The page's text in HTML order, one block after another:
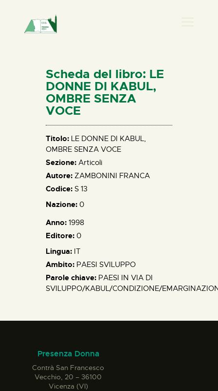
HOME
CHI SIAMO
NEWS
PERCORSI
ELISA SALERNO
CONTATTI
Scheda del libro: LE
DONNE DI KABUL,
OMBRE SENZA
VOCE
Titolo: LE DONNE DI KABUL,
OMBRE SENZA VOCE
Sezione: Articoli
Autore: ZAMBONINI FRANCA
Codice: S 13
Nazione: 0
Anno: 1998
Editore: 0
Lingua: IT
Ambito: PAESI SVILUPPO
Parole chiave: PAESI IN VIA DI
SVILUPPO/KABUL/CONDIZIONE/
Presenza Donna
Contrà San Francesco
Vecchio, 20 – 36100
Vicenza (VI)